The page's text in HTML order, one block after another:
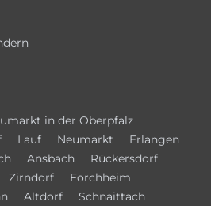
in der Oberpfalz
Lauf Neumarkt
Erlangen
Ansbach
Rückersdorf
Zirndorf
Forchheim
Altdorf
Schnaittach